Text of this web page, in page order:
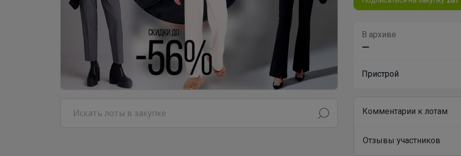
В архиве
—
Пристрой
Комментарии к лотам
Отзывы участников